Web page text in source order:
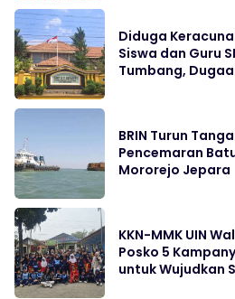
Diduga
Siswa dan Guru
Tumbang,
BRIN Turun
Pencemaran
Mororejo Jepara
KKN-MMK UIN
Posko 5
untuk Wujudkan